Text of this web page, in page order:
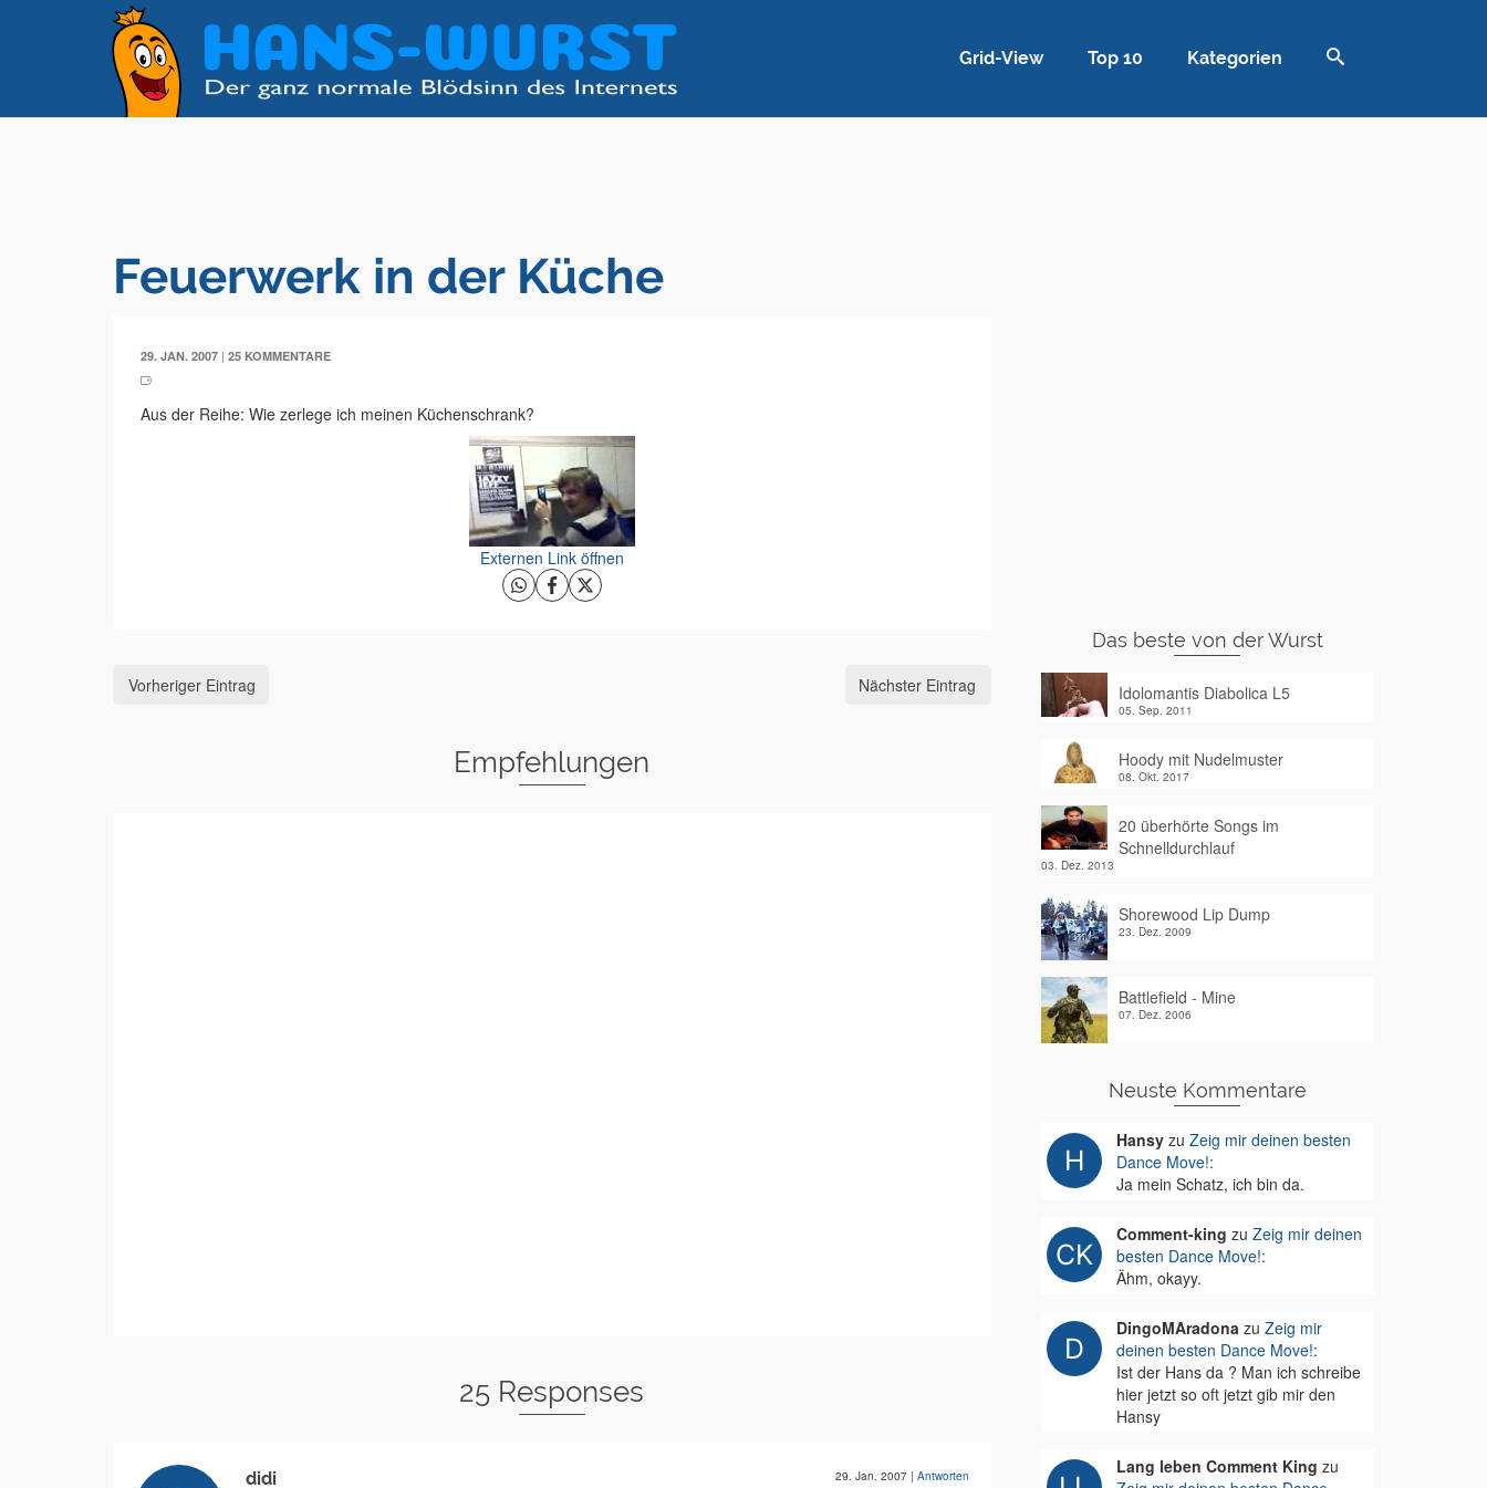
Grid-View Top 10 Kategorien
Feuerwerk in der Küche
29. JAN. 2007 | 25 KOMMENTARE
Aus der Reihe: Wie zerlege ich meinen Küchenschrank?
Externen Link öffnen
Vorheriger Eintrag Nächster Eintrag
Empfehlungen
25 Responses
didi 29. Jan. 2007 | Antworten
Das beste von der Wurst
Idolomantis Diabolica L5
05. Sep. 2011
Hoody mit Nudelmuster
08. Okt. 2017
20 überhörte Songs im
Schnelldurchlauf
03. Dez. 2013
Shorewood Lip Dump
23. Dez. 2009
Battlefield - Mine
07. Dez. 2006
Neuste Kommentare
Hansyzu Zeig mir deinen besten
Dance Move!:
Ja mein Schatz, ich bin da.
Comment-king zu Zeig mir deinen
besten Dance Move!:
Ähm, okayy.
DingoMAradonazu Zeig mir
deinen besten Dance Move!:
Ist der Hans da ? Man ich schreibe
hier jetzt so oft jetzt gib mir den
Hansy
Lang leben Comment King zu